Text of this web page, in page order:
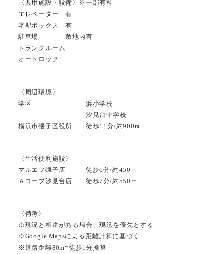
〈共用施設・設備〉※一部有料
エレベーター 有
宅配ボックス 有
駐車場 敷地内有
トランクルーム
オートロック
〈周辺環境〉
学区 浜小学校
汐見台中学校
横浜市磯子区役所 徒歩11分/約900m
〈生活便利施設〉
マルエツ磯子店 徒歩6分/約450ｍ
Ａコープ汐見台店 徒歩7分/約550ｍ
〈備考〉
※現況と相違がある場合、現況を優先とする
※Google Mapsによる距離計算に基づく
※道路距離80m=徒歩1分換算